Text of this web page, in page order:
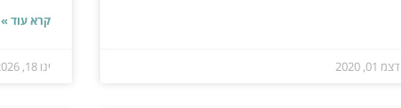
דצמ 01, 2020
קרא עוד »
ינו 18, 2026